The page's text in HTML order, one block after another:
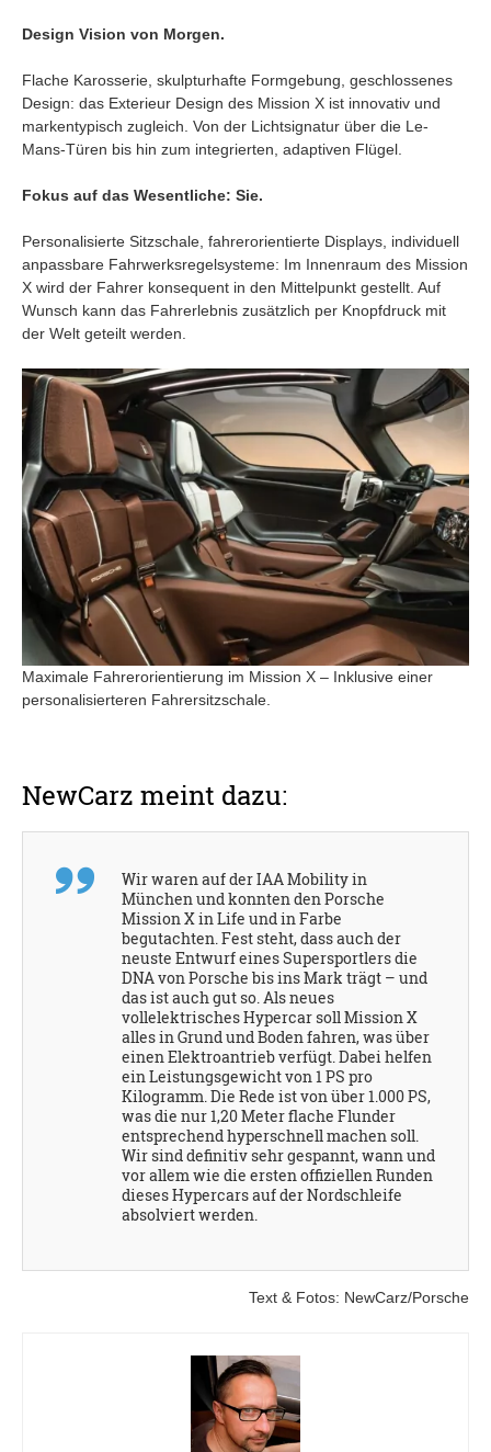
Design Vision von Morgen.
Flache Karosserie, skulpturhafte Formgebung, geschlossenes
Design: das Exterieur Design des Mission X ist innovativ und
markentypisch zugleich. Von der Lichtsignatur über die Le-
Mans-Türen bis hin zum integrierten, adaptiven Flügel.
Fokus auf das Wesentliche: Sie.
Personalisierte Sitzschale, fahrerorientierte Displays, individuell
anpassbare Fahrwerksregelsysteme: Im Innenraum des Mission
X wird der Fahrer konsequent in den Mittelpunkt gestellt. Auf
Wunsch kann das Fahrerlebnis zusätzlich per Knopfdruck mit
der Welt geteilt werden.
Maximale Fahrerorientierung im Mission X – Inklusive einer
personalisierteren Fahrersitzschale.
NewCarz meint dazu:
Wir waren auf der IAA Mobility in
München und konnten den Porsche
Mission X in Life und in Farbe
begutachten. Fest steht, dass auch der
neuste Entwurf eines Supersportlers die
DNA von Porsche bis ins Mark trägt – und
das ist auch gut so. Als neues
vollelektrisches Hypercar soll Mission X
alles in Grund und Boden fahren, was über
einen Elektroantrieb verfügt. Dabei helfen
ein Leistungsgewicht von 1 PS pro
Kilogramm. Die Rede ist von über 1.000 PS,
was die nur 1,20 Meter flache Flunder
entsprechend hyperschnell machen soll.
Wir sind definitiv sehr gespannt, wann und
vor allem wie die ersten offiziellen Runden
dieses Hypercars auf der Nordschleife
absolviert werden.
Text & Fotos: NewCarz/Porsche